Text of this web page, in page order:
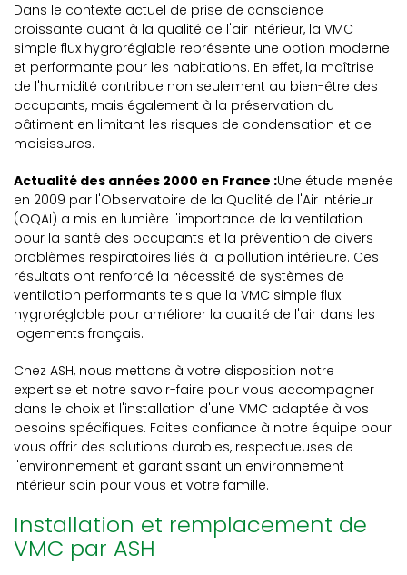
Dans le contexte actuel de prise de conscience
croissante quant à la qualité de l'air intérieur, la VMC
simple flux hygroréglable représente une option moderne
et performante pour les habitations. En effet, la maîtrise
de l'humidité contribue non seulement au bien-être des
occupants, mais également à la préservation du
bâtiment en limitant les risques de condensation et de
moisissures.
Actualité des années 2000 en France :Une étude menée
en 2009 par l'Observatoire de la Qualité de l'Air Intérieur
(OQAI) a mis en lumière l'importance de la ventilation
pour la santé des occupants et la prévention de divers
problèmes respiratoires liés à la pollution intérieure. Ces
résultats ont renforcé la nécessité de systèmes de
ventilation performants tels que la VMC simple flux
hygroréglable pour améliorer la qualité de l'air dans les
logements français.
Chez ASH, nous mettons à votre disposition notre
expertise et notre savoir-faire pour vous accompagner
dans le choix et l'installation d'une VMC adaptée à vos
besoins spécifiques. Faites confiance à notre équipe pour
vous offrir des solutions durables, respectueuses de
l'environnement et garantissant un environnement
intérieur sain pour vous et votre famille.
Installation et remplacement de
VMC par ASH